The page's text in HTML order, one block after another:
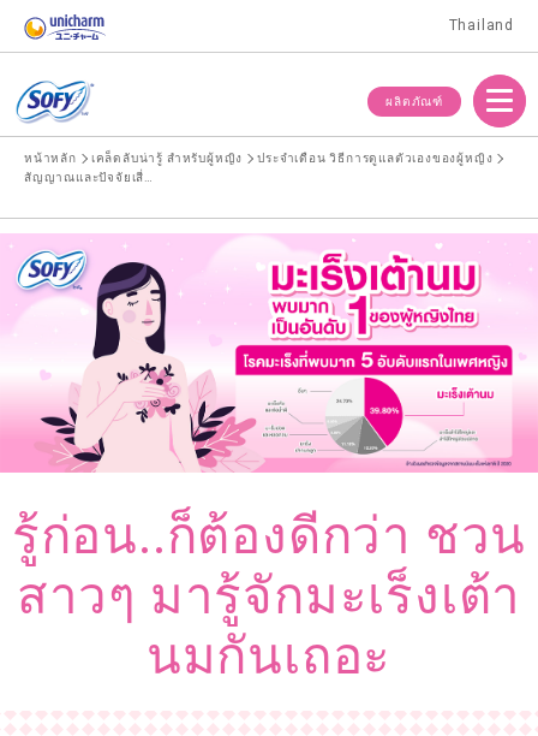
Thailand
ผลิตภัณฑ์
Menu
หน้าหลัก เคล็ดลับน่ารู้ สำหรับผู้หญิง
ประจำเดือน วิธีการดูแลตัวเองของผู้หญิง
รู้ก่อน..ก็ต้องดีกว่า ชวน
สาวๆ มารู้จักมะเร็งเต้า
นมกันเถอะ